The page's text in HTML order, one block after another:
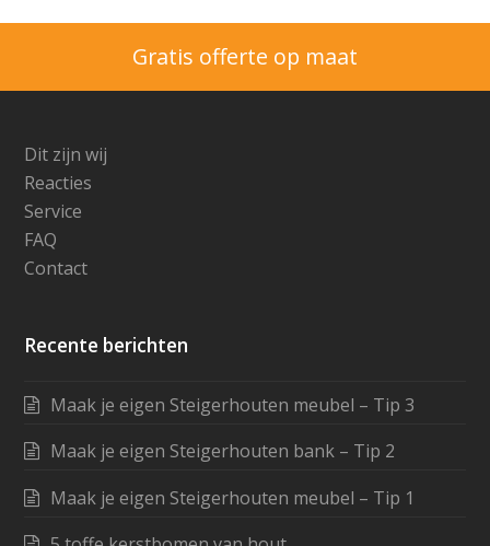
Gratis offerte op maat
Dit zijn wij
Reacties
Service
FAQ
Contact
Recente berichten
Maak je eigen Steigerhouten meubel – Tip 3
Maak je eigen Steigerhouten bank – Tip 2
Maak je eigen Steigerhouten meubel – Tip 1